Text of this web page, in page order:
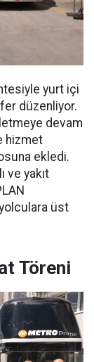
yurt içi
düzenliyor.
devam
hizmet
ekledi.
ve yakıt
üst
Töreni